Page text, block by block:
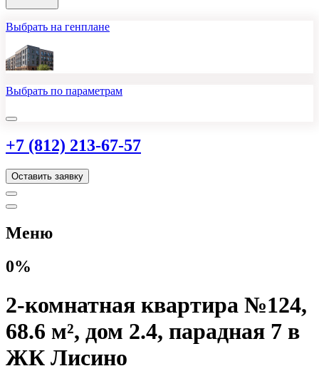
Выбрать на генплане
Выбрать по параметрам
+7 (812) 213-67-57
Оставить заявку
Меню
0%
2-комнатная квартира №124,
68.6 м², дом 2.4, парадная 7 в
ЖК Лисино